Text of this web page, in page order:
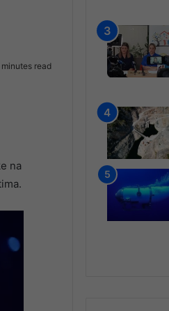
minutes read
na